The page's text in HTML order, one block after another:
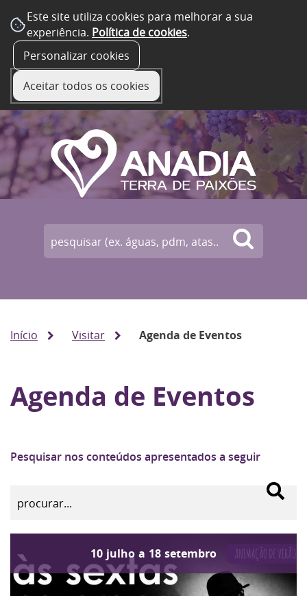
Este site utiliza cookies para melhorar a sua
experiência. Política de cookies.
Personalizar cookies
Aceitar todos os cookies
Início Visitar Agenda de Eventos
Agenda de Eventos
Pesquisar nos conteúdos apresentados a seguir
10 julho a 18 setembro